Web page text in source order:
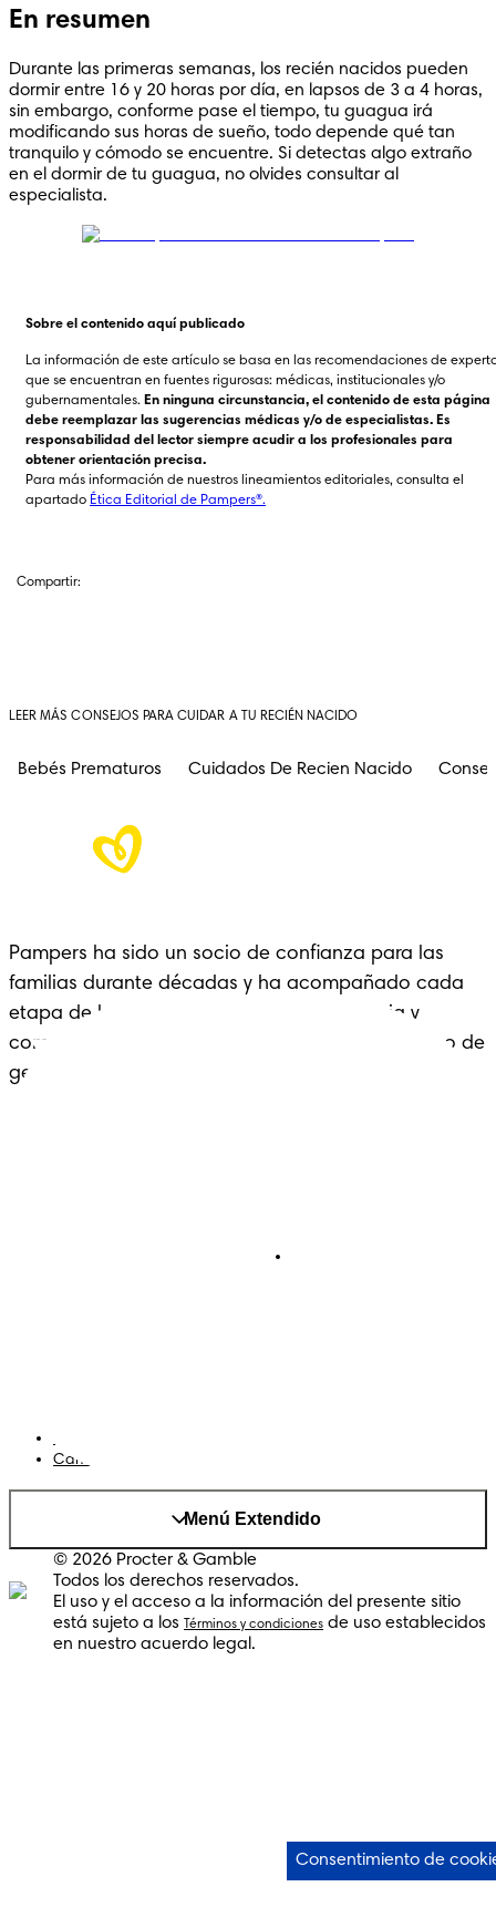
En resumen
Durante las primeras semanas, los recién nacidos pueden
dormir entre 16 y 20 horas por día, en lapsos de 3 a 4 horas,
sin embargo, conforme pase el tiempo, tu guagua irá
modificando sus horas de sueño, todo depende qué tan
tranquilo y cómodo se encuentre. Si detectas algo extraño
en el dormir de tu guagua, no olvides consultar al
especialista.
Sobre el contenido aquí publicado
La información de este artículo se basa en las recomendaciones de
que se encuentran en fuentes rigurosas: médicas, institucionales y/o
gubernamentales. En ninguna circunstancia, el contenido de esta página
debe reemplazar las sugerencias médicas y/o de especialistas. Es
responsabilidad del lector siempre acudir a los profesionales para
obtener orientación precisa.
Para más información de nuestros lineamientos editoriales, consulta el
apartado Ética Editorial de Pampers®.
Compartir:
LEER MÁS CONSEJOS PARA CUIDAR A TU RECIÉN NACIDO
Bebés Prematuros Cuidados De Recien Nacido
Pampers ha sido un socio de confianza para las
familias durante décadas y ha acompañado cada
etapa de la crianza con cariño, experiencia y
comodidad: un legado que se extiende a lo largo de
generaciones.
Cambiar el país/region
Menú Extendido
© 2026 Procter & Gamble
Todos los derechos reservados.
El uso y el acceso a la información del presente sitio
está sujeto a los
Términos y condiciones de uso establecidos
en nuestro acuerdo legal.
Consentimiento de